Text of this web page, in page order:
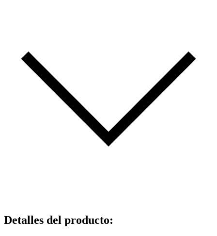
Detalles del producto: